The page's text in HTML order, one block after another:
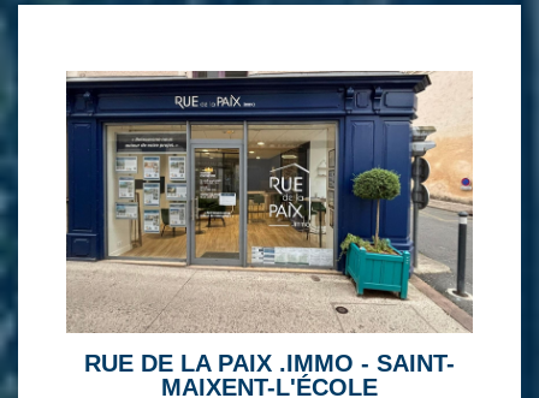
RUE DE LA PAIX .IMMO - SAINT-
MAIXENT-L'ÉCOLE